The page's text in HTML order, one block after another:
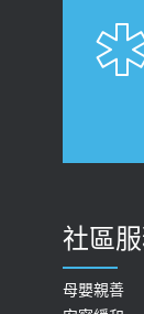
社區
母嬰親善